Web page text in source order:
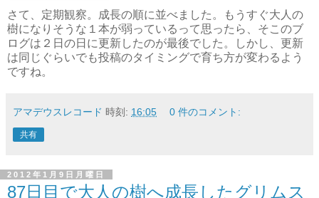
さて、定期観察。成長の順に並べました。もうすぐ大人の
樹になりそうな１本が弱っているって思ったら、そこのブ
ログは２日の日に更新したのが最後でした。しかし、更新
は同じぐらいでも投稿のタイミングで育ち方が変わるよう
ですね。
アマデウスレコード 時刻: 16:05 0 件のコメント:
共有
2012年1月9日月曜日
87日目で大人の樹へ成長したグリムス